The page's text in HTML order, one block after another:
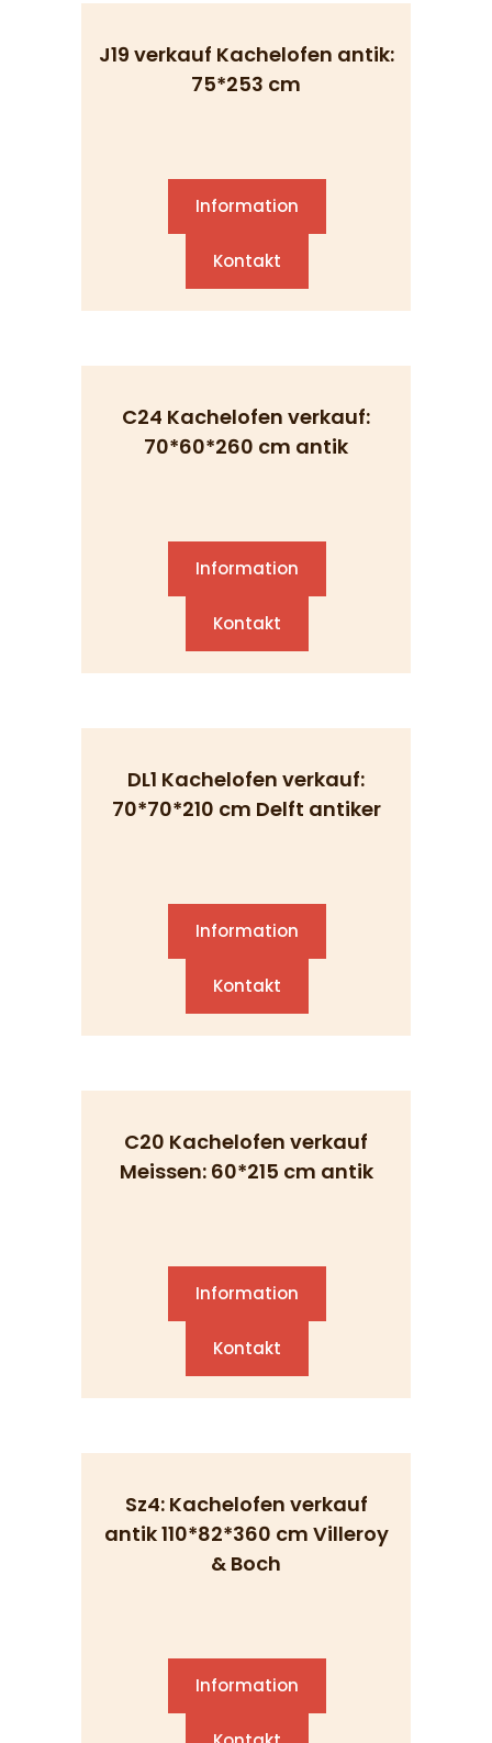
J19 verkauf Kachelofen antik:
75*253 cm
Information
Kontakt
C24 Kachelofen verkauf:
70*60*260 cm antik
Information
Kontakt
DL1 Kachelofen verkauf:
70*70*210 cm Delft antiker
Information
Kontakt
C20 Kachelofen verkauf
Meissen: 60*215 cm antik
Information
Kontakt
Sz4: Kachelofen verkauf
antik 110*82*360 cm Villeroy
& Boch
Information